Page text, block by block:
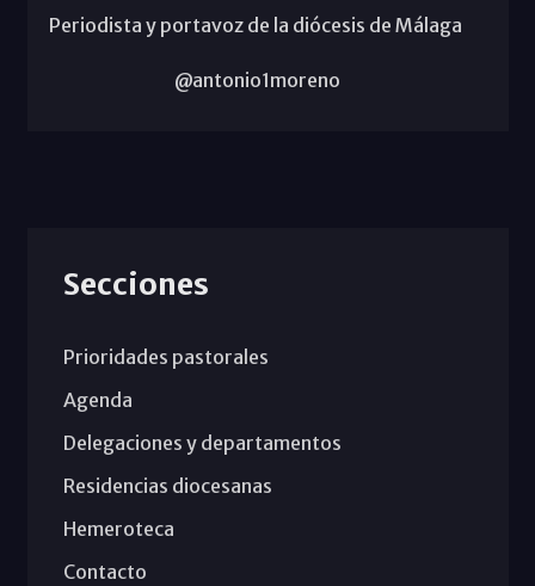
Periodista y portavoz de la diócesis de Málaga
@antonio1moreno
Secciones
Prioridades pastorales
Agenda
Delegaciones y departamentos
Residencias diocesanas
Hemeroteca
Contacto